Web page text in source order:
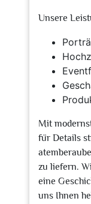
Unsere
Mit
für Details
zu liefern.
eine
uns Ihnen